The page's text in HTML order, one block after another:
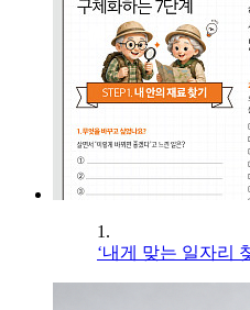
1.
‘내게 맞는 일자리